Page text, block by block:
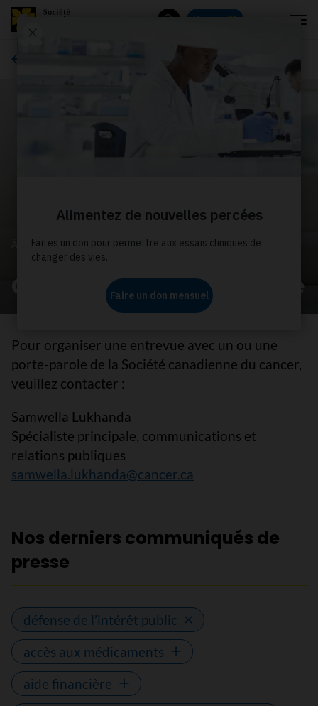
Donnez
À PROPOS DE NOUS
Communiqués de presse
Pour organiser une entrevue avec un ou une
porte-parole de la Société canadienne du cancer,
veuillez contacter :
Samwella Lukhanda
Spécialiste principale, communications et
relations publiques
samwella.lukhanda@cancer.ca
Nos derniers communiqués de
presse
défense de l’intérêt public
accès aux médicaments
aide financière